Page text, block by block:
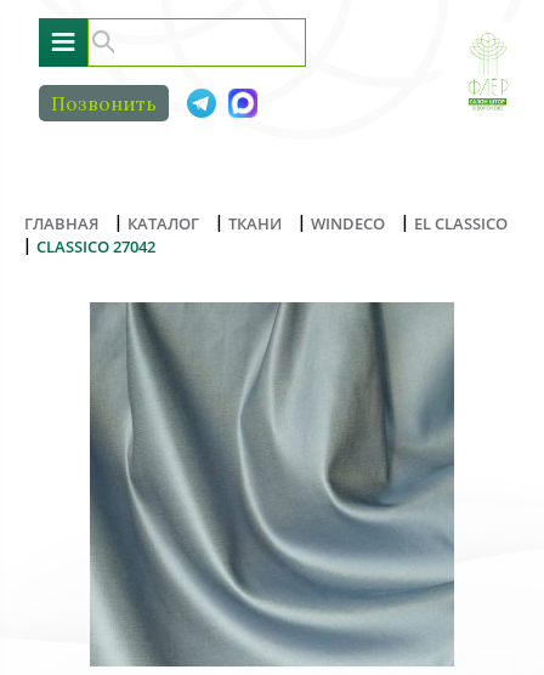
≡
Позвонить
ГЛАВНАЯ | КАТАЛОГ | ТКАНИ | WINDECO | EL CLASSICO
| CLASSICO 27042